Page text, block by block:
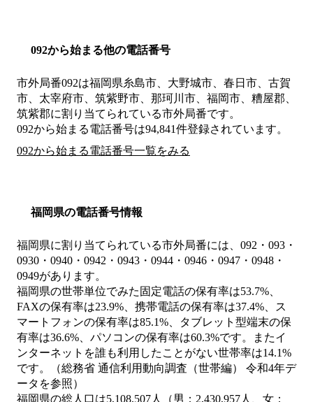
092から始まる他の電話番号
市外局番092は福岡県糸島市、大野城市、春日市、古賀
市、太宰府市、筑紫野市、那珂川市、福岡市、糟屋郡、
筑紫郡に割り当てられている市外局番です。
092から始まる電話番号は94,841件登録されています。
092から始まる電話番号一覧をみる
福岡県の電話番号情報
福岡県に割り当てられている市外局番には、092・093・
0930・0940・0942・0943・0944・0946・0947・0948・
0949があります。
福岡県の世帯単位でみた固定電話の保有率は53.7%、
FAXの保有率は23.9%、携帯電話の保有率は37.4%、ス
マートフォンの保有率は85.1%、タブレット型端末の保
有率は36.6%、パソコンの保有率は60.3%です。またイ
ンターネットを誰も利用したことがない世帯率は14.1%
です。（総務省 通信利用動向調査（世帯編） 令和4年デ
ータを参照）
福岡県の総人口は5,108,507人（男：2,430,957人、女：